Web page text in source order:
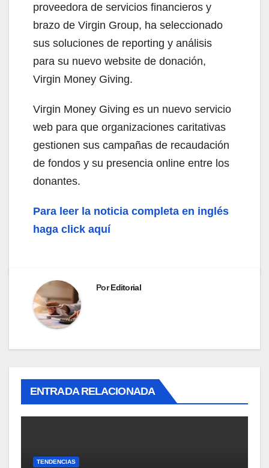
proveedora de servicios financieros y
brazo de Virgin Group, ha seleccionado
sus soluciones de reporting y análisis
para su nuevo website de donación,
Virgin Money Giving.
Virgin Money Giving es un nuevo servicio
web para que organizaciones caritativas
gestionen sus campañas de recaudación
de fondos y su presencia online entre los
donantes.
Para leer la noticia completa en inglés
haga click aquí
PorEditorial
ENTRADA RELACIONADA
TENDENCIAS